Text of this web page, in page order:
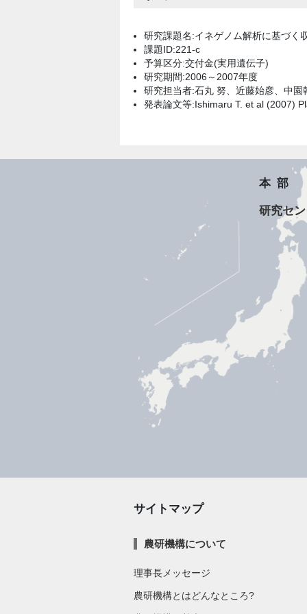
研究課題名:イネゲノム解析に基づく
課題ID:221-c
予算区分:交付金(実用遺伝子)
研究期間:2006～2007年度
研究担当者:石丸 努、近藤始彦、中
発表論文等:Ishimaru T. et al (2007)
本部
研究セ
サイトマップ
農研機構について
理事長メッセージ
農研機構とはどんなところ?